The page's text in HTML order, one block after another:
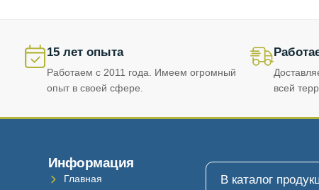
15 лет опыта
Работаем с 2011 года. Имеем огромный
опыт в своей сфере.
всей
Информация
Главная В каталог